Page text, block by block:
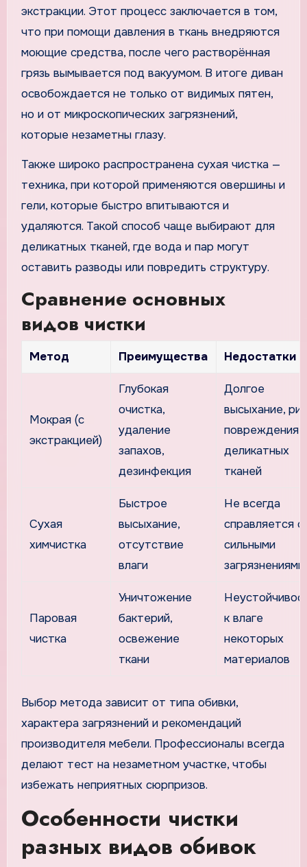
экстракции. Этот процесс заключается в том,
что при помощи давления в ткань внедряются
моющие средства, после чего растворённая
грязь вымывается под вакуумом. В итоге диван
освобождается не только от видимых пятен,
но и от микроскопических загрязнений,
которые незаметны глазу.
Также широко распространена сухая чистка —
техника, при которой применяются овершины и
гели, которые быстро впитываются и
удаляются. Такой способ чаще выбирают для
деликатных тканей, где вода и пар могут
оставить разводы или повредить структуру.
Сравнение основных
видов чистки
Метод Преимущества Недостатки
Мокрая (с
экстракцией)
Глубокая
очистка,
удаление
запахов,
дезинфекция
Долгое
высыхание,
повреждения
деликатных
тканей
Сухая
химчистка
Быстрое
высыхание,
отсутствие
влаги
Не всегда
справляется с
сильными
загрязнениями
Паровая
чистка
Уничтожение
бактерий,
освежение
ткани
к влаге
некоторых
материалов
Выбор метода зависит от типа обивки,
характера загрязнений и рекомендаций
производителя мебели. Профессионалы всегда
делают тест на незаметном участке, чтобы
избежать неприятных сюрпризов.
Особенности чистки
разных видов обивок